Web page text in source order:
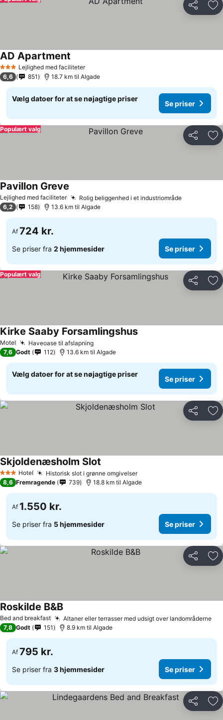
Del
3 StjernerLejlighed med faciliteter
AD Apartment
6,6 851 18.7 km til Algade
Vælg datoer for at se nøjagtige priser
Se priser
Del
Populært valg
Lejlighed med faciliteter Rolig beliggenhed i et industriområde
Pavillon Greve
6,2 158 13.6 km til Algade
Af 724 kr.
Se priser fra 2 hjemmesider Se priser
Del
Populært valg
Motel Haveoase til afslapning
Kirke Saaby Forsamlingshus
7,6 Godt 112 13.6 km til Algade
Vælg datoer for at se nøjagtige priser
Se priser
Del
3 StjernerHotel Historisk slot i grønne omgivelser
Skjoldenæsholm Slot
8,6 Fremragende 739 18.8 km til Algade
Af 1.550 kr.
Se priser fra 5 hjemmesider Se priser
Del
Bed and breakfast Altaner eller terrasser med udsigt over landområderne
Roskilde B&B
7,8 Godt 151 8.9 km til Algade
Af 795 kr.
Se priser fra 3 hjemmesider Se priser
Del